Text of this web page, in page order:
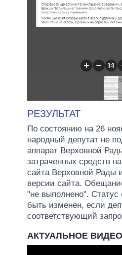
РЕЗУЛЬТАТ
По состоянию на 26
народный депутат не
аппарат Верховной
затраченных средств
сайта Верховной Рады
версии сайта.
"не выполнено".
быть изменен, если
соответствующий
АКТУАЛЬНОЕ ВИДЕО